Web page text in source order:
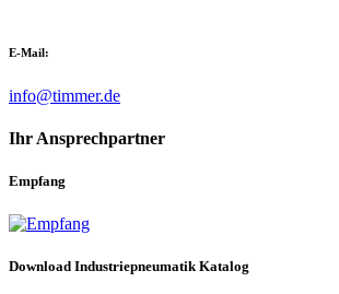
E-Mail:
info@timmer.de
Ihr Ansprechpartner
Empfang
Download Industriepneumatik Katalog